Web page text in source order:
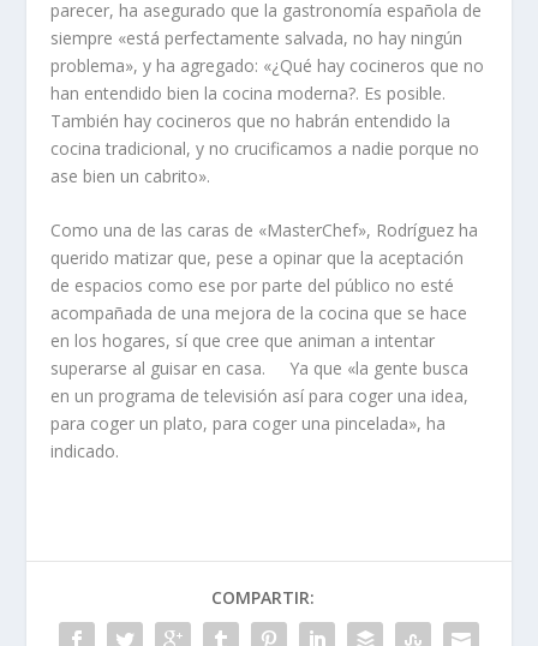
parecer, ha asegurado que la gastronomía española de
siempre «está perfectamente salvada, no hay ningún
problema», y ha agregado: «¿Qué hay cocineros que no
han entendido bien la cocina moderna?. Es posible.
También hay cocineros que no habrán entendido la
cocina tradicional, y no crucificamos a nadie porque no
ase bien un cabrito».
Como una de las caras de «MasterChef», Rodríguez ha
querido matizar que, pese a opinar que la aceptación
de espacios como ese por parte del público no esté
acompañada de una mejora de la cocina que se hace
en los hogares, sí que cree que animan a intentar
superarse al guisar en casa. Ya que «la gente busca
en un programa de televisión así para coger una idea,
para coger un plato, para coger una pincelada», ha
indicado.
COMPARTIR: